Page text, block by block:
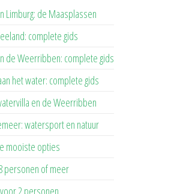
Limburg: de Maasplassen
complete gids
de Weerribben: complete gids
het water: complete gids
en de Weerribben
watersport en natuur
mooiste opties
personen of meer
2 personen